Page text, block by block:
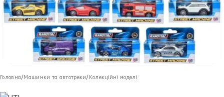
Головна / Машинки та автотреки / Колекційні моделі